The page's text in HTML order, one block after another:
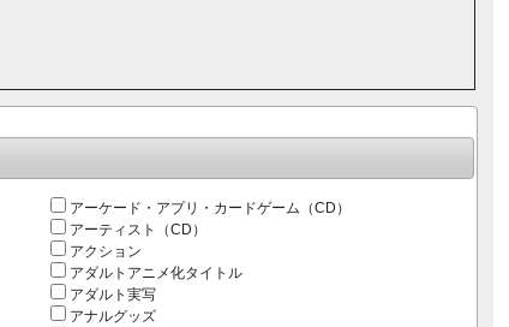
アーケード・アプリ・カードゲーム（CD）
アーティスト（CD）
アクション
アダルトアニメ化タイトル
アダルト実写
アナルグッズ